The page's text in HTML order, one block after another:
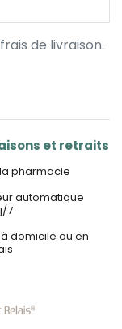
de livraison.
et retraits
pharmacie
automatique
7
domicile ou en